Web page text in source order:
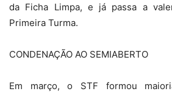
da Ficha Limpa, e já passa a
Primeira Turma.
CONDENAÇÃO AO SEMIABERTO
Em março, o STF formou